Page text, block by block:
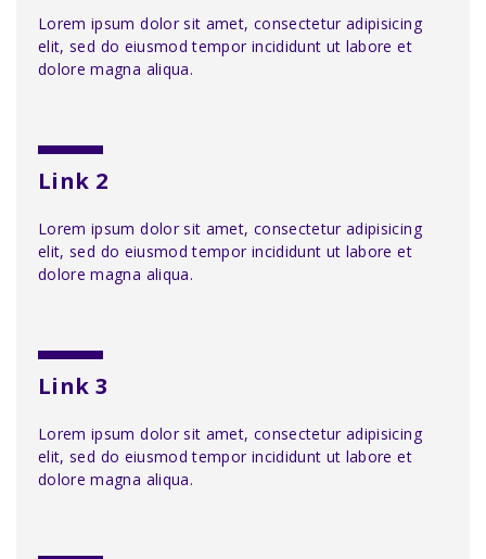
Lorem ipsum dolor sit amet, consectetur adipisicing
elit, sed do eiusmod tempor incididunt ut labore et
dolore magna aliqua.
Link 2
Lorem ipsum dolor sit amet, consectetur adipisicing
elit, sed do eiusmod tempor incididunt ut labore et
dolore magna aliqua.
Link 3
Lorem ipsum dolor sit amet, consectetur adipisicing
elit, sed do eiusmod tempor incididunt ut labore et
dolore magna aliqua.